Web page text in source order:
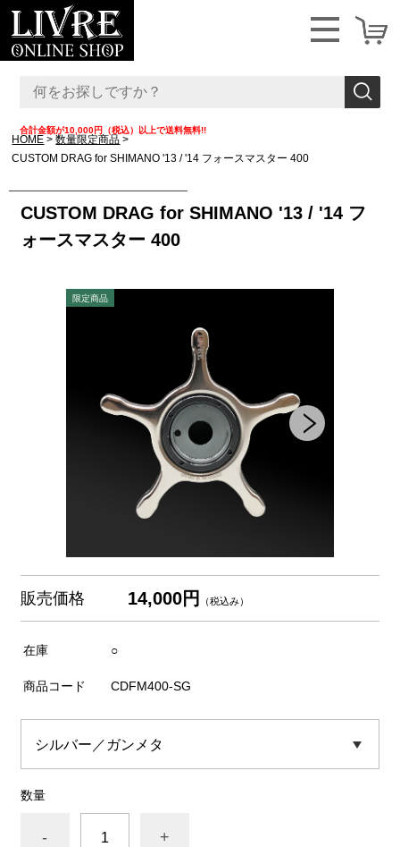
合計金額が10,000円（税込）以上で送料無料!!
HOME
数量限定商品
CUSTOM DRAG for SHIMANO '13 / '14 フォースマスター 400
CUSTOM DRAG for SHIMANO '13 / '14 フ
ォースマスター 400
販売価格 14,000円 （税込み）
在庫 ○
商品コード CDFM400-SG
数量
- +